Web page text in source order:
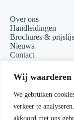
Wij waarderen
We gebruiken
verkeer te
akkoord met ons
Over ons
Handleidingen
Brochures &
Nieuws
Contact
Copyright 2023 Matcall
Algemene
Privacyverklaring